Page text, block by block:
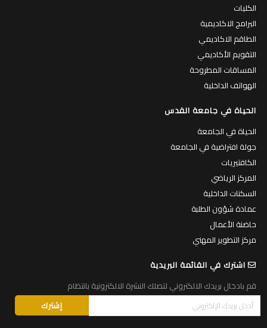
الكليات
البرامج الاكاديمية
الطاقم الاكاديمي
التقويم الأكاديمي
المساقات المطروحة
الهواتف الداخلية
الحياة في جامعة القدس
الحياة في الجامعة
جولة افتراضية في الجامعة
الكافتيريات
المركز الرياضي
السكنات الداخلية
عمادة شؤون الطلبة
حاضنة الأعمال
مركز التطوير المهني
اشترك في القائمة البريدية
قم بادخال بريدك الالكتروني لتصلك النشرة الالكترونية بانتظام